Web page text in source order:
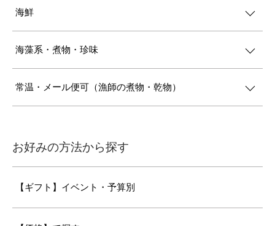
海鮮
海藻系・煮物・珍味
常温・メール便可（漁師の煮物・乾物）
お好みの方法から探す
【ギフト】イベント・予算別